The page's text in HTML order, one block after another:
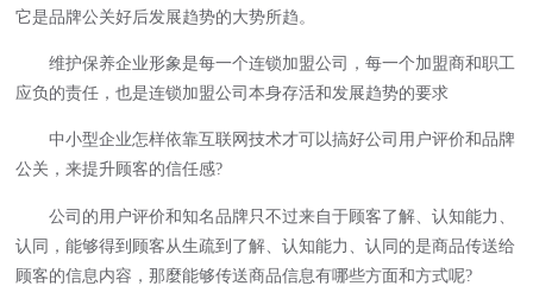
它是品牌公关好后发展趋势的大势所趋。
维护保养企业形象是每一个连锁加盟公司，每一个加盟商和职工
应负的责任，也是连锁加盟公司本身存活和发展趋势的要求
中小型企业怎样依靠互联网技术才可以搞好公司用户评价和品牌
公关，来提升顾客的信任感?
公司的用户评价和知名品牌只不过来自于顾客了解、认知能力、
认同，能够得到顾客从生疏到了解、认知能力、认同的是商品传送给
顾客的信息内容，那麼能够传送商品信息有哪些方面和方式呢?